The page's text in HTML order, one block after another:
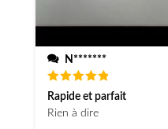
N*******
Note5
sur 5
Rapide et parfait
Rien à dire